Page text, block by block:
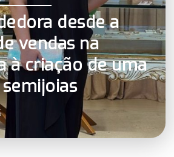
desde a
vendas na
à criação de uma